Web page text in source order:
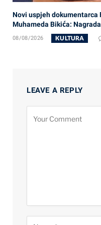
Novi uspjeh dokumentarca
Muhameda Bikića:
08/08/2026 KULTURA
LEAVE A REPLY